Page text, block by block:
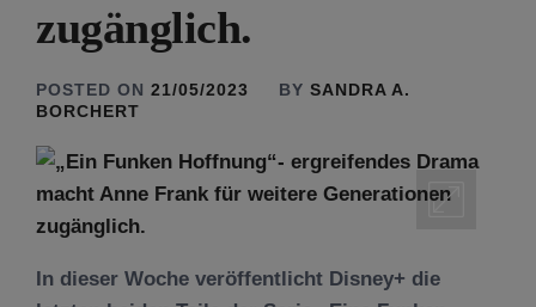
zugänglich.
POSTED ON 21/05/2023 BY SANDRA A.
BORCHERT
In dieser Woche veröffentlicht Disney+ die